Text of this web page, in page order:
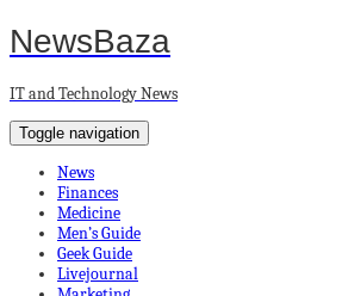
NewsBaza
IT and Technology News
Toggle navigation
News
Finances
Medicine
Men’s Guide
Geek Guide
Livejournal